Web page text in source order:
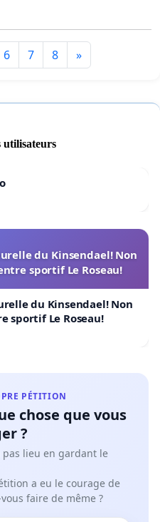
6 7 8 »
utilisateurs
du Kinsendael! Non
sportif Le Roseau!
du Kinsendael! Non
sportif Le Roseau!
PÉTITION
chose que vous
?
pas lieu en gardant le
a eu le courage de
faire de même ?